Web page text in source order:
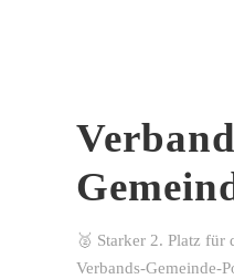
🥈 Starker 2. Platz für
Verbands-Gemeinde-